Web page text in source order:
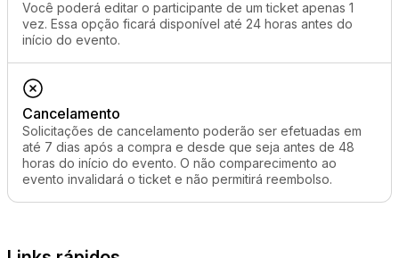
Você poderá editar o participante de um ticket apenas 1
vez. Essa opção ficará disponível até 24 horas antes do
início do evento.
Cancelamento
Solicitações de cancelamento poderão ser efetuadas em
até 7 dias após a compra e desde que seja antes de 48
horas do início do evento. O não comparecimento ao
evento invalidará o ticket e não permitirá reembolso.